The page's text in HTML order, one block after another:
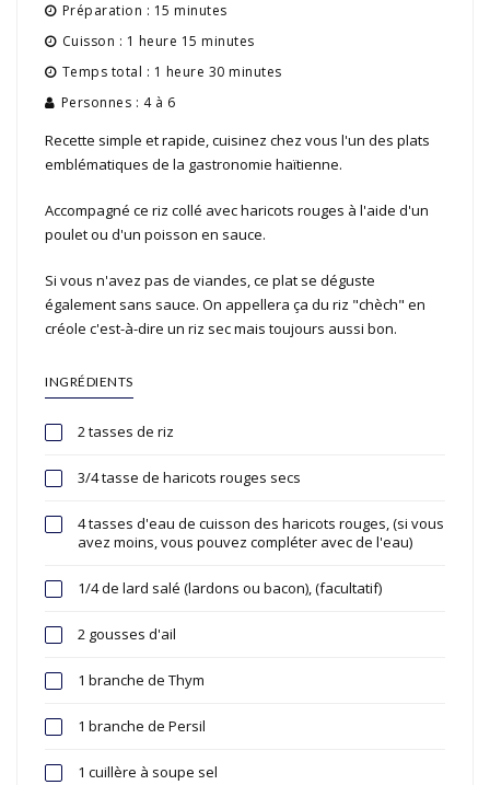
Préparation : 15 minutes
Cuisson : 1 heure 15 minutes
Temps total : 1 heure 30 minutes
Personnes : 4 à 6
Recette simple et rapide, cuisinez chez vous l'un des plats
emblématiques de la gastronomie haïtienne.
Accompagné ce riz collé avec haricots rouges à l'aide d'un
poulet ou d'un poisson en sauce.
Si vous n'avez pas de viandes, ce plat se déguste
également sans sauce. On appellera ça du riz "chèch" en
créole c'est-à-dire un riz sec mais toujours aussi bon.
INGRÉDIENTS
2 tasses de riz
3/4 tasse de haricots rouges secs
4 tasses d'eau de cuisson des haricots rouges, (si vous
avez moins, vous pouvez compléter avec de l'eau)
1/4 de lard salé (lardons ou bacon), (facultatif)
2 gousses d'ail
1 branche de Thym
1 branche de Persil
1 cuillère à soupe sel